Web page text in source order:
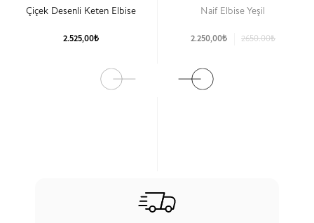
Çiçek Desenli Keten Elbise
2.525,00₺
Naif Elbise Yeşil
2.250,00₺ 2650.00₺